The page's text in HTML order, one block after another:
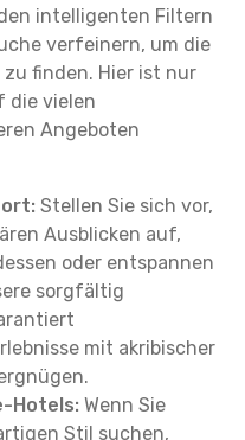
intelligenten Filtern
verfeinern, um die
finden. Hier ist nur
die vielen
Angeboten
Stellen Sie sich vor,
Ausblicken auf,
oder entspannen
sorgfältig
mit akribischer
Hotels: Wenn Sie
Stil suchen,